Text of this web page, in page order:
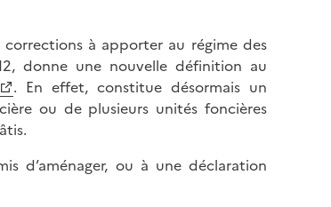
à apporter au régime des
donne une nouvelle définition au
. En effet, constitue désormais un
ou de plusieurs unités foncières
d’aménager, ou à une déclaration